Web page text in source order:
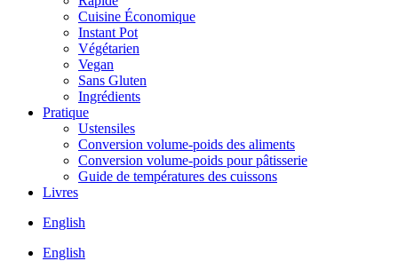
Cuisine Économique
Instant Pot
Végétarien
Vegan
Sans Gluten
Ingrédients
Pratique
Ustensiles
Conversion volume-poids des aliments
Conversion volume-poids pour pâtisserie
Guide de températures des cuissons
Livres
English
English